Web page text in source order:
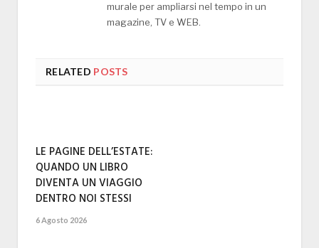
murale per ampliarsi nel tempo in un
magazine, TV e WEB.
RELATED POSTS
LE PAGINE DELL’ESTATE:
QUANDO UN LIBRO
DIVENTA UN VIAGGIO
DENTRO NOI STESSI
6 Agosto 2026